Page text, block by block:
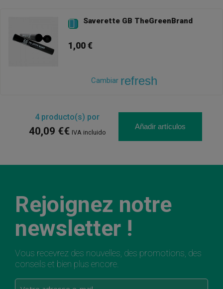
 Saverette GB TheGreenBrand
1,00 €
Cambiar refresh
4producto(s) por
40,09 €€ IVA incluido
Añadir artículos
Rejoignez notre
newsletter !
Vous recevrez des nouvelles, des promotions, des
conseils et bien plus encore.